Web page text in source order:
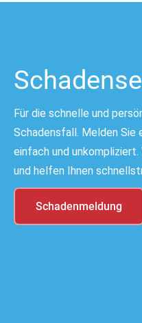
Für die schnelle und
Schadensfall. Melden Sie
einfach und unkompliziert.
und helfen Ihnen
Schadenmeldung